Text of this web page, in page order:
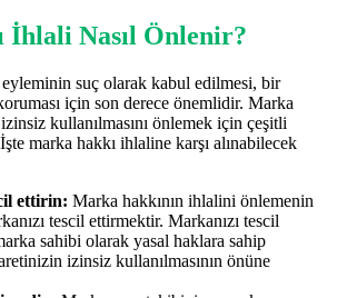
İhlali Nasıl Önlenir?
suç olarak kabul edilmesi, bir
için son derece önemlidir. Marka
kullanılmasını önlemek için çeşitli
marka hakkı ihlaline karşı alınabilecek
ettirin: Marka hakkının ihlalini önlemenin
tescil ettirmektir. Markanızı tescil
sahibi olarak yasal haklara sahip
izinsiz kullanılmasının önüne